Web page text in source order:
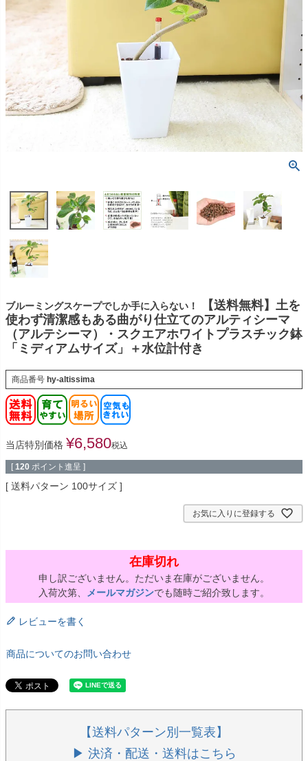
ブルーミングスケープでしか手に入らない！
【送料無料】土を
使わず清潔感もある曲がり仕立てのアルティシーマ
（アルテシーマ）・スクエアホワイトプラスチック鉢
「ミディアムサイズ」＋水位計付き
商品番号 hy-altissima
当店特別価格 ¥6,580税込
[ 120 ポイント進呈 ]
送料パターン 100サイズ
お気に入りに登録する
在庫切れ
申し訳ございません。ただいま在庫がございません。
入荷次第、
メールマガジンでも随時ご紹介致します。
レビューを書く
商品についてのお問い合わせ
【送料パターン別一覧表】
▶ 決済・配送・送料はこちら